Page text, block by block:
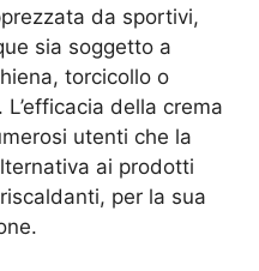
da sportivi,
sia soggetto a
torcicollo o
della crema
utenti che la
ai prodotti
per la sua